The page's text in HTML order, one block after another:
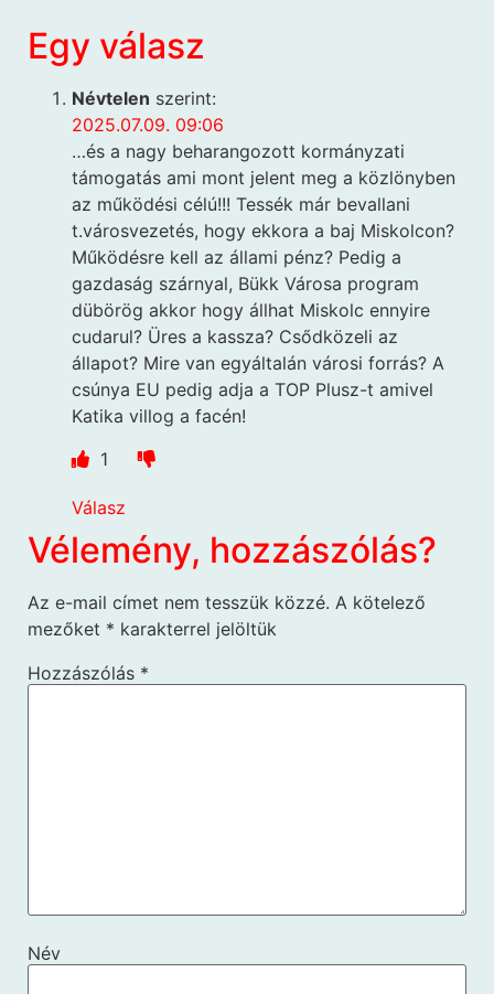
Egy válasz
Névtelen szerint:
2025.07.09. 09:06
…és a nagy beharangozott kormányzati
támogatás ami mont jelent meg a közlönyben
az működési célú!!! Tessék már bevallani
t.városvezetés, hogy ekkora a baj Miskolcon?
Működésre kell az állami pénz? Pedig a
gazdaság szárnyal, Bükk Városa program
dübörög akkor hogy állhat Miskolc ennyire
cudarul? Üres a kassza? Csődközeli az
állapot? Mire van egyáltalán városi forrás? A
csúnya EU pedig adja a TOP Plusz-t amivel
Katika villog a facén!
1
Válasz
Vélemény, hozzászólás?
Az e-mail címet nem tesszük közzé. A kötelező
mezőket * karakterrel jelöltük
Hozzászólás *
Név